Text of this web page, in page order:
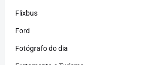
Flixbus
Ford
Fotógrafo do dia